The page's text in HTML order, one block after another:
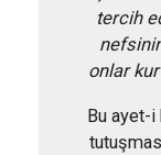
tercih
onlar
Bu ayet-